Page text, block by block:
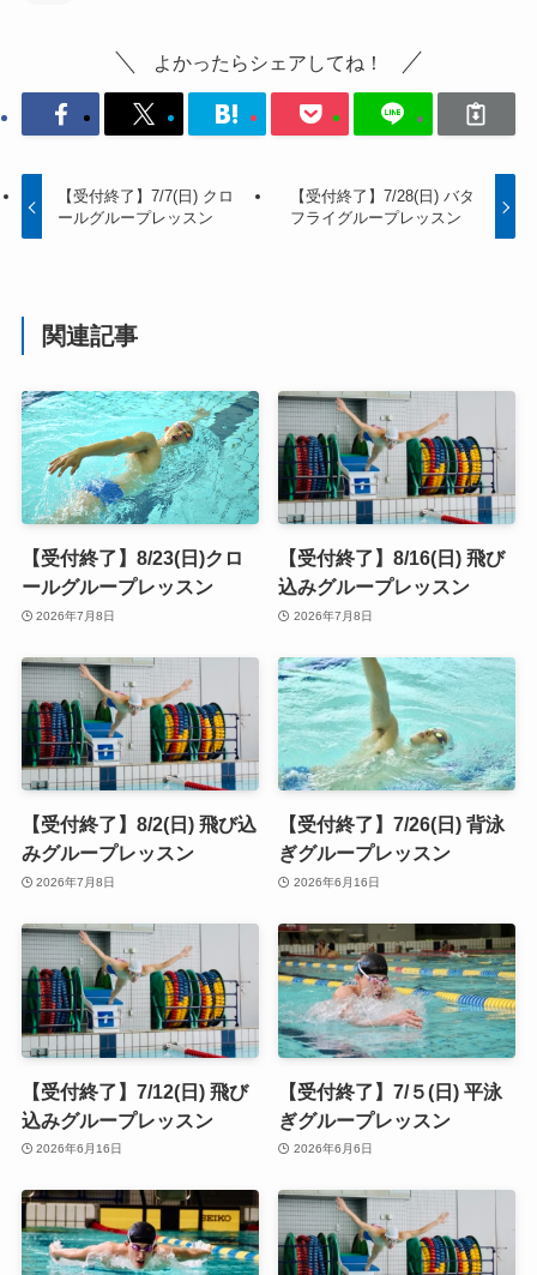
よかったらシェアしてね！
【受付終了】7/7(日) クロ
ールグループレッスン
【受付終了】7/28(日) バタ
フライグループレッスン
関連記事
【受付終了】8/23(日)クロ
ールグループレッスン
2026年7月8日
【受付終了】8/16(日) 飛び
込みグループレッスン
2026年7月8日
【受付終了】8/2(日) 飛び込
みグループレッスン
2026年7月8日
【受付終了】7/26(日) 背泳
ぎグループレッスン
2026年6月16日
【受付終了】7/12(日) 飛び
込みグループレッスン
2026年6月16日
【受付終了】7/５(日) 平泳
ぎグループレッスン
2026年6月6日